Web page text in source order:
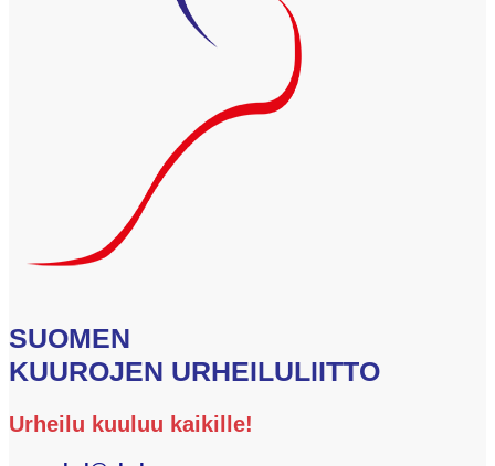
SUOMEN
KUUROJEN URHEILULIITTO
Urheilu kuuluu kaikille!